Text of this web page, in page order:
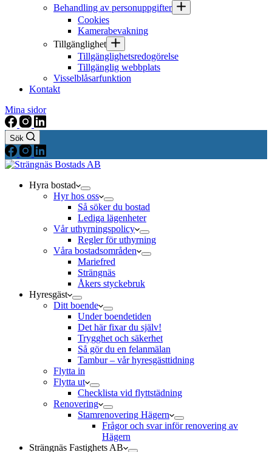
Behandling av personuppgifter
Cookies
Kamerabevakning
Tillgänglighet
Tillgänglighetsredogörelse
Tillgänglig webbplats
Visselblåsarfunktion
Kontakt
Mina sidor
Sök
Hyra bostad
Hyr hos oss
Så söker du bostad
Lediga lägenheter
Vår uthyrningspolicy
Regler för uthyrning
Våra bostadsområden
Mariefred
Strängnäs
Åkers styckebruk
Hyresgäst
Ditt boende
Under boendetiden
Det här fixar du själv!
Trygghet och säkerhet
Så gör du en felanmälan
Tambur – vår hyresgästtidning
Flytta in
Flytta ut
Checklista vid flyttstädning
Renovering
Stamrenovering Hägern
Frågor och svar inför renovering av
Hägern
Strängnäs Fastighets AB